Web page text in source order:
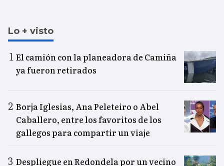
Lo + visto
El camión con la planeadora de Camiña
ya fueron retirados
Borja Iglesias, Ana Peleteiro o Abel
Caballero, entre los favoritos de los
gallegos para compartir un viaje
Despliegue en Redondela por un vecino